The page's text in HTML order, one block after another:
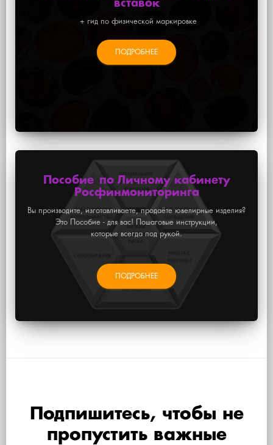
вставок
+ гид по физической маркировке
ПОДРОБНЕЕ
Пособие по Личному кабинету
Росфинмониторинга
Вы производите, изготавливаете, продаёте ювелирные изделия?
Это Пособие - для вас! Пошаговые инструкции,
которые всегда под рукой.
ПОДРОБНЕЕ
Подпишитесь, чтобы не
пропустить важные